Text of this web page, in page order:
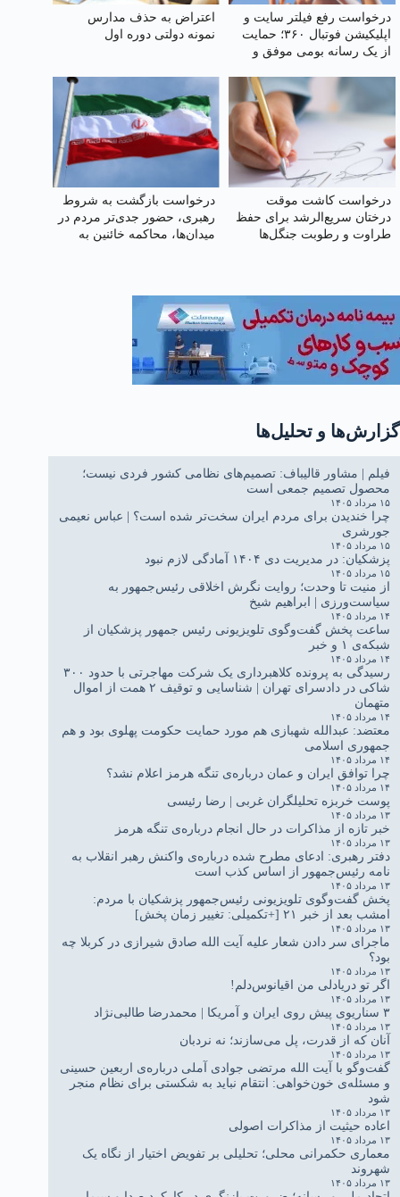
درخواست رفع فیلتر سایت و
اپلیکیشن فوتبال ۳۶۰؛ حمایت
از یک رسانه بومی موفق و
اعتراض به حذف مدارس
نمونه دولتی دوره اول
درخواست کاشت موقت
درختان سریع‌الرشد برای حفظ
طراوت و رطوبت جنگل‌ها
درخواست بازگشت به شروط
رهبری، حضور جدی‌تر مردم در
میدان‌ها، محاکمه خائنین به
گزارش‌ها و تحلیل‌ها
فیلم | مشاور قالیباف: تصمیم‌های نظامی کشور فردی نیست؛
محصول تصمیم جمعی است
۱۵ مرداد ۱۴۰۵
چرا خندیدن برای مردم ایران سخت‌تر شده است؟ | عباس نعیمی
جورشری
۱۵ مرداد ۱۴۰۵
پزشکیان: در مدیریت دی ۱۴۰۴ آمادگی لازم نبود
۱۵ مرداد ۱۴۰۵
از منیت تا وحدت؛ روایت نگرش اخلاقی رئیس‌جمهور به
سیاست‌ورزی | ابراهیم شیخ
۱۴ مرداد ۱۴۰۵
ساعت پخش گفت‌وگوی تلویزیونی رئیس جمهور پزشکیان از
شبکه‌ی ۱ و خبر
۱۴ مرداد ۱۴۰۵
رسیدگی به پرونده کلاهبرداری یک شرکت مهاجرتی با حدود ۳۰۰
شاکی در دادسرای تهران | شناسایی و توقیف ۲ همت از اموال
متهمان
۱۴ مرداد ۱۴۰۵
معتضد: عبدالله شهبازی هم مورد حمایت حکومت پهلوی بود و هم
جمهوری اسلامی
۱۴ مرداد ۱۴۰۵
چرا توافق ایران و عمان درباره‌ی تنگه هرمز اعلام نشد؟
۱۴ مرداد ۱۴۰۵
پوست خربزه تحلیلگران غربی | رضا رئیسی
۱۳ مرداد ۱۴۰۵
خبر تازه از مذاکرات در حال انجام درباره‌ی تنگه هرمز
۱۳ مرداد ۱۴۰۵
دفتر رهبری: ادعای مطرح شده درباره‌ی واکنش رهبر انقلاب به
نامه رئیس‌جمهور از اساس کذب است
۱۳ مرداد ۱۴۰۵
پخش گفت‌وگوی تلویزیونی رئیس‌جمهور پزشکیان با مردم:
امشب بعد از خبر ۲۱ [+تکمیلی: تغییر زمان پخش]
۱۳ مرداد ۱۴۰۵
ماجرای سر دادن شعار علیه آیت الله صادق شیرازی در کربلا چه
بود؟
۱۳ مرداد ۱۴۰۵
اگر تو دریادلی من اقیانوس‌دلم!
۱۳ مرداد ۱۴۰۵
۳ سناریوی پیش روی ایران و آمریکا | محمدرضا طالبی‌نژاد
۱۳ مرداد ۱۴۰۵
آنان که از قدرت، پل می‌سازند؛ نه نردبان
۱۳ مرداد ۱۴۰۵
گفت‌وگو با آیت الله مرتضی جوادی آملی درباره‌ی اربعین حسینی
و مسئله‌ی خون‌خواهی: انتقام نباید به شکستی برای نظام منجر
شود
۱۳ مرداد ۱۴۰۵
اعاده حیثیت از مذاکرات اصولی
۱۳ مرداد ۱۴۰۵
معماری حکمرانی محلی؛ تحلیلی بر تفویض اختیار از نگاه یک
شهروند
۱۳ مرداد ۱۴۰۵